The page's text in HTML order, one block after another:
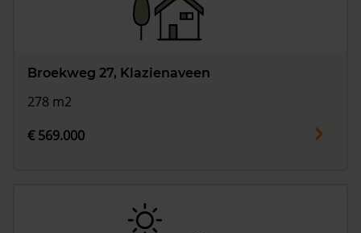
Broekweg 27, Klazienaveen
278 m2
€ 569.000